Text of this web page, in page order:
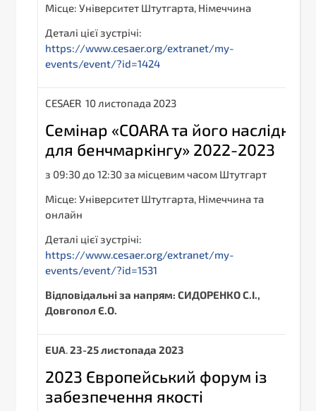
Місце: Університет Штутгарта, Німеччина
Деталі цієї зустрічі:
https://www.cesaer.org/extranet/my-
events/event/?id=1424
СESAER 10 листопада 2023
Семінар «COARA та його наслідки
для бенчмаркінгу» 2022-2023
з 09:30 до 12:30 за місцевим часом Штутгарт
Місце: Університет Штутгарта, Німеччина та
онлайн
Деталі цієї зустрічі:
https://www.cesaer.org/extranet/my-
events/event/?id=1531
Відповідальні за напрям: СИДОРЕНКО С.І.,
Довгопол Є.О.
EUA.23-25 листопада 2023
2023 Європейський форум із
забезпечення якості